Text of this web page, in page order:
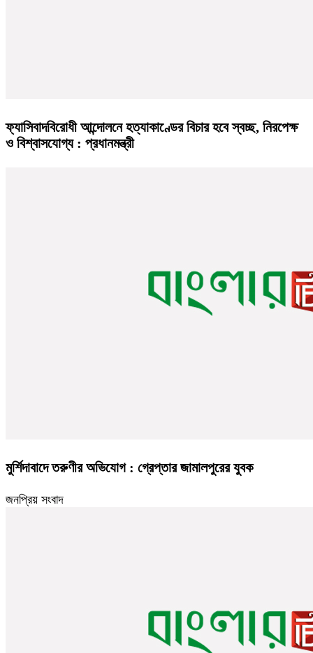
ফ্যাসিবাদবিরোধী আন্দোলনে হত্যাকাণ্ডের বিচার হবে স্বচ্ছ, নিরপেক্ষ
ও বিশ্বাসযোগ্য : প্রধানমন্ত্রী
মুর্শিদাবাদে তরুণীর অভিযোগ : গ্রেপ্তার জামালপুরের যুবক
জনপ্রিয় সংবাদ